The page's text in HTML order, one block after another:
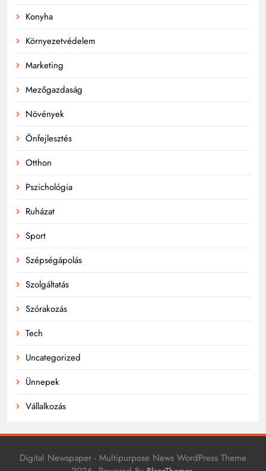
Konyha
Környezetvédelem
Marketing
Mezőgazdaság
Növények
Önfejlesztés
Otthon
Pszichológia
Ruházat
Sport
Szépségápolás
Szolgáltatás
Szórakozás
Tech
Uncategorized
Ünnepek
Vállalkozás
Digital Newspaper - Multipurpose News WordPress Theme